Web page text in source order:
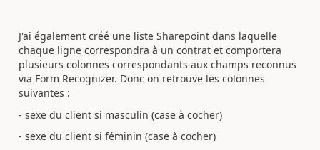
J'ai également créé une liste Sharepoint dans laquelle
chaque ligne correspondra à un contrat et comportera
plusieurs colonnes correspondants aux champs reconnus
via Form Recognizer. Donc on retrouve les colonnes
suivantes :
- sexe du client si masculin (case à cocher)
- sexe du client si féminin (case à cocher)